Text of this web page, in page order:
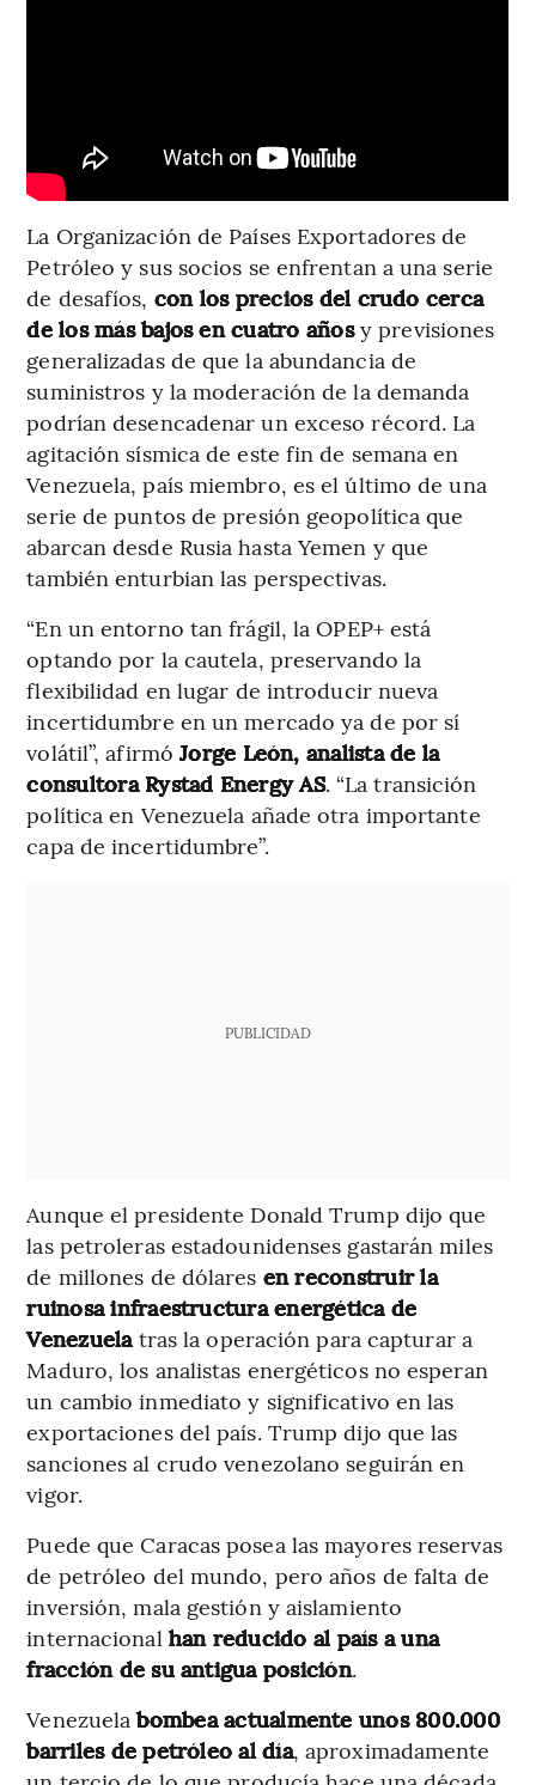
La Organización de Países Exportadores de
Petróleo y sus socios se enfrentan a una serie
de desafíos, con los precios del crudo cerca
de los más bajos en cuatro añosy previsiones
generalizadas de que la abundancia de
suministros y la moderación de la demanda
podrían desencadenar un exceso récord. La
agitación sísmica de este fin de semana en
Venezuela, país miembro, es el último de una
serie de puntos de presión geopolítica que
abarcan desde Rusia hasta Yemen y que
también enturbian las perspectivas.
“En un entorno tan frágil, la OPEP+ está
optando por la cautela, preservando la
flexibilidad en lugar de introducir nueva
incertidumbre en un mercado ya de por sí
volátil”, afirmóJorge León, analista de la
consultora Rystad Energy AS. “La transición
política en Venezuela añade otra importante
capa de incertidumbre”.
PUBLICIDAD
Aunque el presidente Donald Trump dijo que
las petroleras estadounidenses gastarán miles
de millones de dólares en reconstruir la
ruinosa infraestructura energética de
Venezuelatras la operación para capturar a
Maduro, los analistas energéticos no esperan
un cambio inmediato y significativo en las
exportaciones del país. Trump dijo que las
sanciones al crudo venezolano seguirán en
vigor.
Puede que Caracas posea las mayores reservas
de petróleo del mundo, pero años de falta de
inversión, mala gestión y aislamiento
internacional han reducido al país a una
fracción de su antigua posición.
Venezuelabombea actualmente unos 800.000
barriles de petróleo al día, aproximadamente